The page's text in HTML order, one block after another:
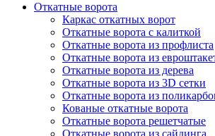
Откатные ворота
Каркас откатных ворот
Откатные ворота с калиткой
Откатные ворота из профлиста
Откатные ворота из
Откатные ворота из дерева
Откатные ворота из 3D сетки
Откатные ворота из
Кованые откатные ворота
Откатные ворота решетчатые
Откатные ворота из сайдинга